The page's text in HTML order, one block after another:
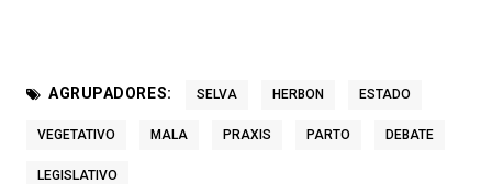
AGRUPADORES: SELVA HERBON ESTADO
VEGETATIVO MALA PRAXIS PARTO DEBATE
LEGISLATIVO